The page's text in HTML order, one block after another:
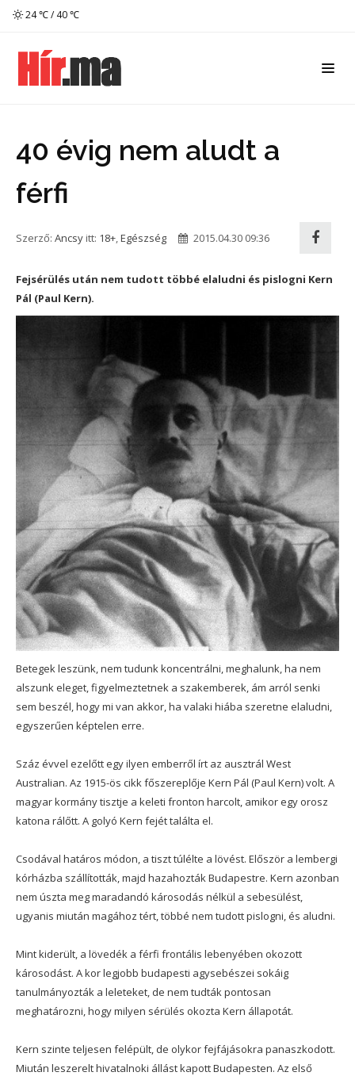
24 ℃ / 40 ℃
40 évig nem aludt a
férfi
Szerző: Ancsy itt: 18+,Egészség 2015.04.30 09:36
Fejsérülés után nem tudott többé elaludni és pislogni Kern
Pál (Paul Kern).
Betegek leszünk, nem tudunk koncentrálni, meghalunk, ha nem
alszunk eleget, figyelmeztetnek a szakemberek, ám arról senki
sem beszél, hogy mi van akkor, ha valaki hiába szeretne elaludni,
egyszerűen képtelen erre.
Száz évvel ezelőtt egy ilyen emberről írt az ausztrál West
Australian. Az 1915-ös cikk főszereplője Kern Pál (Paul Kern) volt. A
magyar kormány tisztje a keleti fronton harcolt, amikor egy orosz
katona rálőtt. A golyó Kern fejét találta el.
Csodával határos módon, a tiszt túlélte a lövést. Először a lembergi
kórházba szállították, majd hazahozták Budapestre. Kern azonban
nem úszta meg maradandó károsodás nélkül a sebesülést,
ugyanis miután magához tért, többé nem tudott pislogni, és aludni.
Mint kiderült, a lövedék a férfi frontális lebenyében okozott
károsodást. A kor legjobb budapesti agysebészei sokáig
tanulmányozták a leleteket, de nem tudták pontosan
meghatározni, hogy milyen sérülés okozta Kern állapotát.
Kern szinte teljesen felépült, de olykor fejfájásokra panaszkodott.
Miután leszerelt hivatalnoki állást kapott Budapesten. Az első